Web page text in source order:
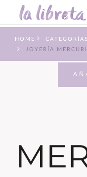
HOME CATEGORÍAS
JOYERÍA